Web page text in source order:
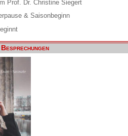
Prof. Dr. Christine Siegert
& Saisonbeginn
Besprechungen